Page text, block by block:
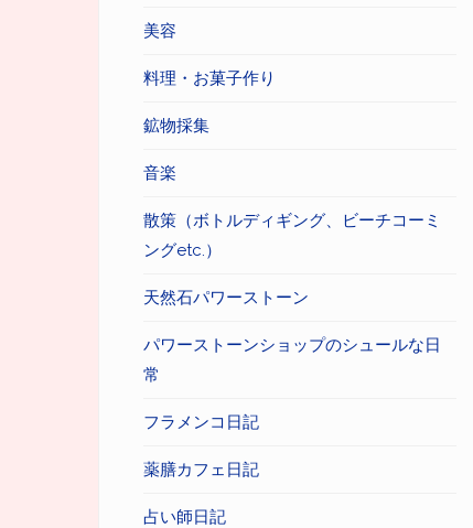
美容
料理・お菓子作り
鉱物採集
音楽
散策（ボトルディギング、ビーチコーミ
ングetc.）
天然石パワーストーン
パワーストーンショップのシュールな日
常
フラメンコ日記
薬膳カフェ日記
占い師日記